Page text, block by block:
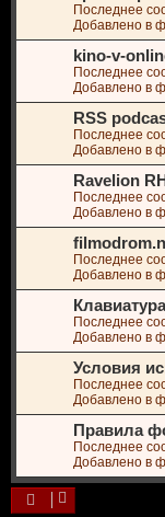
Последнее
Добавлено в
kino-v-
Последнее
Добавлено в
RSS
Последнее
Добавлено в
Ravelion
Последнее
Добавлено в
Последнее
Добавлено в
Последнее
Добавлено в
Условия
Последнее
Добавлено в
Правила
Последнее
Добавлено в